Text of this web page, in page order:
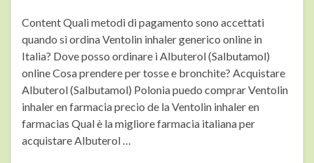
Content Quali metodi di pagamento sono accettati
quando si ordina Ventolin inhaler generico online in
Italia? Dove posso ordinare i Albuterol (Salbutamol)
online Cosa prendere per tosse e bronchite? Acquistare
Albuterol (Salbutamol) Polonia puedo comprar Ventolin
inhaler en farmacia precio de la Ventolin inhaler en
farmacias Qual è la migliore farmacia italiana per
acquistare Albuterol …